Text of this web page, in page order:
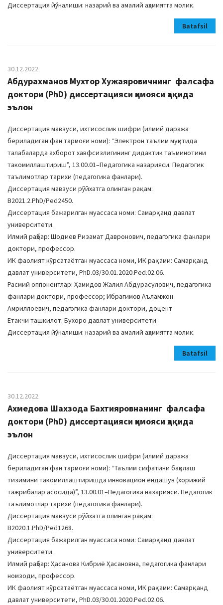
Диссертация йўналиши: назарий ва амалий аҳамиятга молик.
Batafsil
30.12.2022
Абдурахманов Мухтор Хужаяровичнинг фалсафа
доктори (PhD) диссертацияси ҳимояси ҳақида
эълон
Диссертация мавзуси, ихтисослик шифри (илмий даража
бериладиган фан тармоғи номи): “Электрон таълим муҳитида
талабаларда ахборот хавфсизлигининг дидактик таъминотини
такомиллаштириш”, 13.00.01–Педагогика назарияси. Педагогик
таълимотлар тарихи (педагогика фанлари).
Диссертация мавзуси рўйхатга олинган рақам:
В2021.2.PhD/Ped2450.
Диссертация бажарилган муассаса номи: Самарқанд давлат
университети.
Илмий раҳбар: Шодиев Ризамат Давронович, педагогика фанлари
доктори, профессор.
ИК фаолият кўрсатаётган муассаса номи, ИК рақами: Самарқанд
давлат университети, PhD.03/30.01.2020.Ped.02.06.
Расмий оппонентлар: Ҳамидов Жалил Абдурасулович, педагогика
фанлари доктори, профессор; Ибрагимов Аъламжон
Амриллоевич, педагогика фанлари доктори, доцент
Етакчи ташкилот: Бухоро давлат университети
Диссертация йўналиши: назарий ва амалий аҳамиятга молик.
Batafsil
30.12.2022
Ахмедова Шахзода Бахтияровнанинг фалсафа
доктори (PhD) диссертацияси ҳимояси ҳақида
эълон
Диссертация мавзуси, ихтисослик шифри (илмий даража
бериладиган фан тармоғи номи): “Таълим сифатини баҳолаш
тизимини такомиллаштиришда инновацион ёндашув (хорижий
тажрибалар асосида)”, 13.00.01–Педагогика назарияси. Педагогик
таълимотлар тарихи (педагогика фанлари).
Диссертация мавзуси рўйхатга олинган рақам:
В2020.1.PhD/Ped1268.
Диссертация бажарилган муассаса номи: Самарқанд давлат
университети.
Илмий раҳбар: Ҳасанова Кибриё Ҳасановна, педагогика фанлари
номзоди, профессор.
ИК фаолият кўрсатаётган муассаса номи, ИК рақами: Самарқанд
давлат университети, PhD.03/30.01.2020.Ped.02.06.